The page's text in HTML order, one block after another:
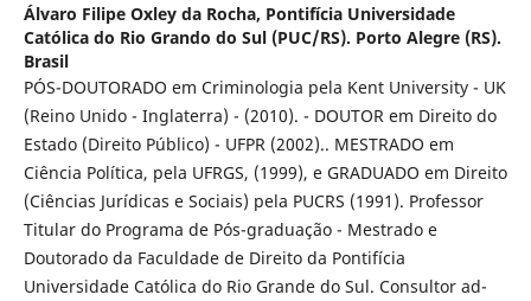
Álvaro Filipe Oxley da Rocha, Pontifícia Universidade
Católica do Rio Grando do Sul (PUC/RS). Porto Alegre (RS).
Brasil
PÓS-DOUTORADO em Criminologia pela Kent University - UK
(Reino Unido - Inglaterra) - (2010). - DOUTOR em Direito do
Estado (Direito Público) - UFPR (2002).. MESTRADO em
Ciência Política, pela UFRGS, (1999), e GRADUADO em Direito
(Ciências Jurídicas e Sociais) pela PUCRS (1991). Professor
Titular do Programa de Pós-graduação - Mestrado e
Doutorado da Faculdade de Direito da Pontifícia
Universidade Católica do Rio Grande do Sul. Consultor ad-